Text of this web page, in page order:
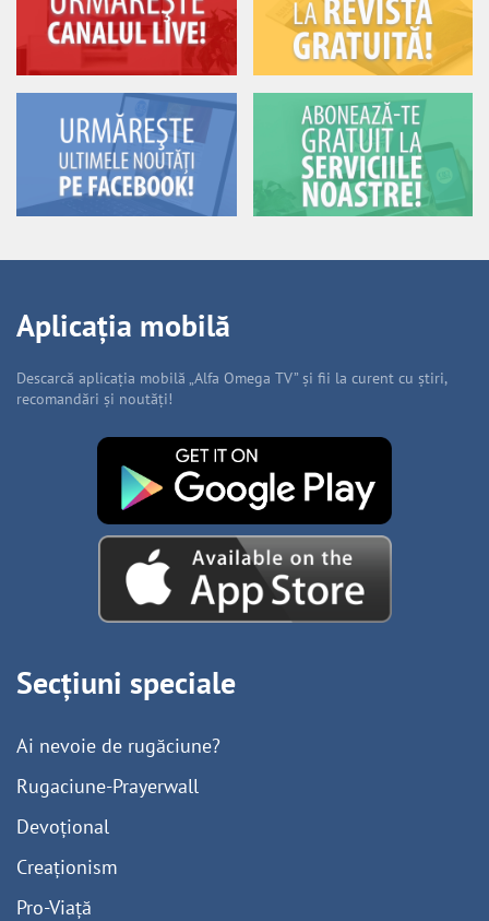
Aplicația mobilă
Descarcă aplicația mobilă „Alfa Omega TV” și fii la curent cu știri,
recomandări și noutăți!
Secțiuni speciale
Ai nevoie de rugăciune?
Rugaciune-Prayerwall
Devoțional
Creaționism
Pro-Viață